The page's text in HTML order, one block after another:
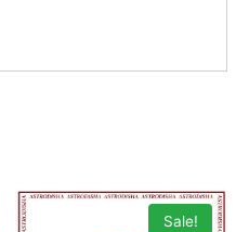
Sale!